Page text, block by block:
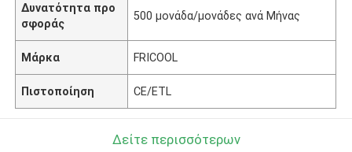
Δυνατότητα προ
σφοράς
500 μονάδα/μονάδες ανά Μήνας
Μάρκα FRICOOL
Πιστοποίηση CE/ETL
Δείτε περισσότερων